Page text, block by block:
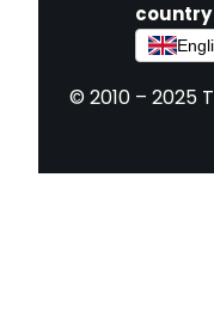
country
© 2010 – 2025